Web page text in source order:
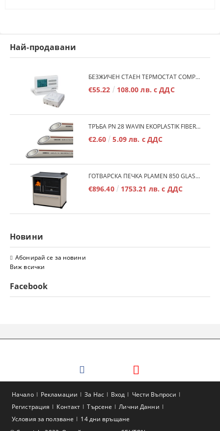
Най-продавани
БЕЗЖИЧЕН СТАЕН ТЕРМОСТАТ COMPUTHERM Q7RF
€55.22 108.00 лв. с ДДС
ТРЪБА PN 28 WAVIN EKOPLASTIK FIBER BASALT PLUS - 3М/БР.
€2.60 5.09 лв. с ДДС
ГОТВАРСКА ПЕЧКА PLAMEN 850 GLAS 11KW
€896.40 1753.21 лв. с ДДС
Новини
Абонирай се за новини
Виж всички
Facebook
Начало Рекламации За Нас Вход
Чести Въпроси
Регистрация
Контакт Търсене
Лични Данни
Условия за ползване
14 дни връщане